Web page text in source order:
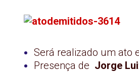
Será realizado um ato
Presença de Jorge